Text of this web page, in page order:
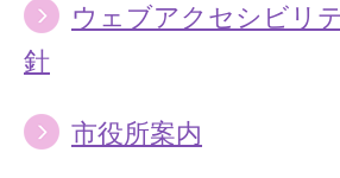
ウェブアクセシビリ
針
市役所案内